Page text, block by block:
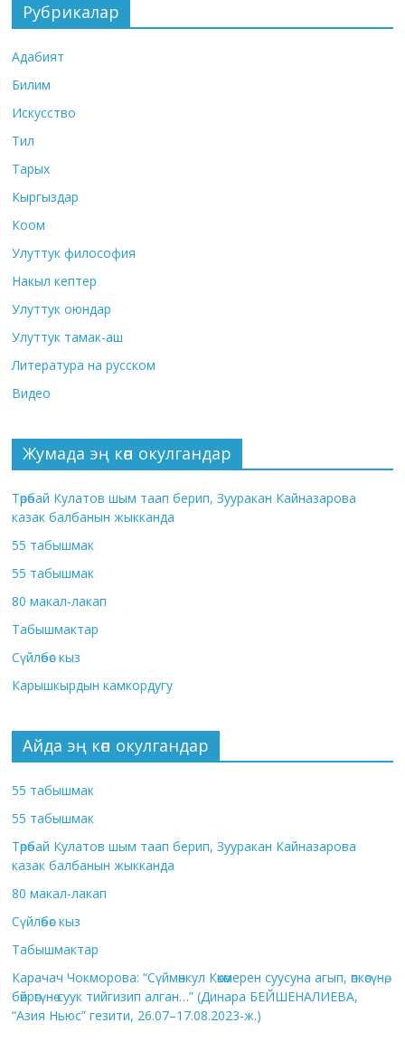
Рубрикалар
Адабият
Билим
Искусство
Тил
Тарых
Кыргыздар
Коом
Улуттук философия
Накыл кептер
Улуттук оюндар
Улуттук тамак-аш
Литература на русском
Видео
Жумада эң көп окулгандар
Төрөбай Кулатов шым таап берип, Зууракан Кайназарова
казак балбанын жыкканда
55 табышмак
55 табышмак
80 макал-лакап
Табышмактар
Сүйлөбөс кыз
Карышкырдын камкордугу
Айда эң көп окулгандар
55 табышмак
55 табышмак
Төрөбай Кулатов шым таап берип, Зууракан Кайназарова
казак балбанын жыкканда
80 макал-лакап
Сүйлөбөс кыз
Табышмактар
Карачач Чокморова: “Сүймөнкул Көкөмерен суусуна агып, өпкөсүнө,
бөйрөгүнө суук тийгизип алган…” (Динара БЕЙШЕНАЛИЕВА,
“Азия Ньюс” гезити, 26.07–17.08.2023-ж.)